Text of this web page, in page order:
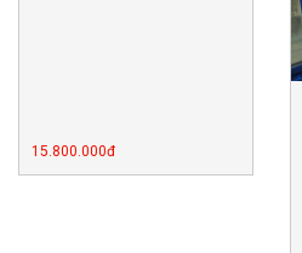
15.800.000đ